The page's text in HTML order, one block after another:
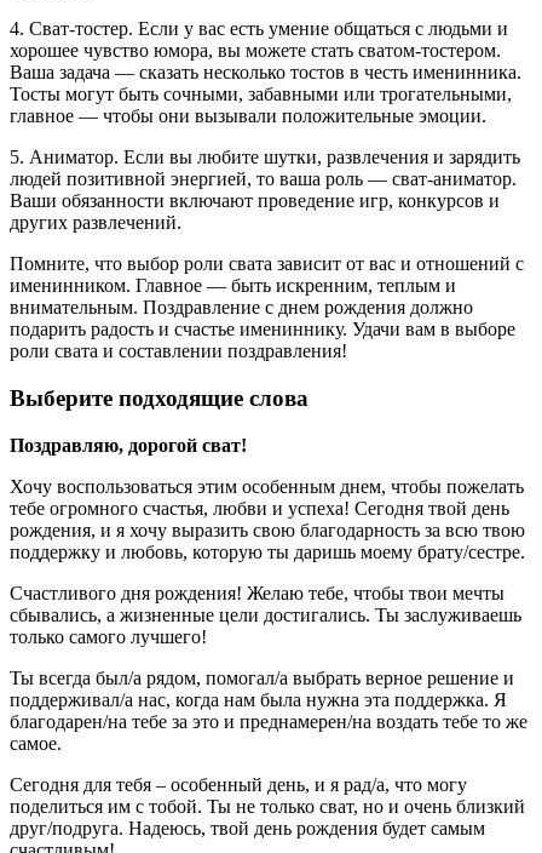
4. Сват-тостер. Если у вас есть умение общаться с людьми и
хорошее чувство юмора, вы можете стать сватом-тостером.
Ваша задача — сказать несколько тостов в честь именинника.
Тосты могут быть сочными, забавными или трогательными,
главное — чтобы они вызывали положительные эмоции.
5. Аниматор. Если вы любите шутки, развлечения и зарядить
людей позитивной энергией, то ваша роль — сват-аниматор.
Ваши обязанности включают проведение игр, конкурсов и
других развлечений.
Помните, что выбор роли свата зависит от вас и отношений с
именинником. Главное — быть искренним, теплым и
внимательным. Поздравление с днем рождения должно
подарить радость и счастье имениннику. Удачи вам в выборе
роли свата и составлении поздравления!
Выберите подходящие слова
Поздравляю, дорогой сват!
Хочу воспользоваться этим особенным днем, чтобы пожелать
тебе огромного счастья, любви и успеха! Сегодня твой день
рождения, и я хочу выразить свою благодарность за всю твою
поддержку и любовь, которую ты даришь моему брату/сестре.
Счастливого дня рождения! Желаю тебе, чтобы твои мечты
сбывались, а жизненные цели достигались. Ты заслуживаешь
только самого лучшего!
Ты всегда был/а рядом, помогал/а выбрать верное решение и
поддерживал/а нас, когда нам была нужна эта поддержка. Я
благодарен/на тебе за это и преднамерен/на воздать тебе то же
самое.
Сегодня для тебя – особенный день, и я рад/а, что могу
поделиться им с тобой. Ты не только сват, но и очень близкий
друг/подруга. Надеюсь, твой день рождения будет самым